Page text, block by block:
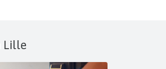
Lille